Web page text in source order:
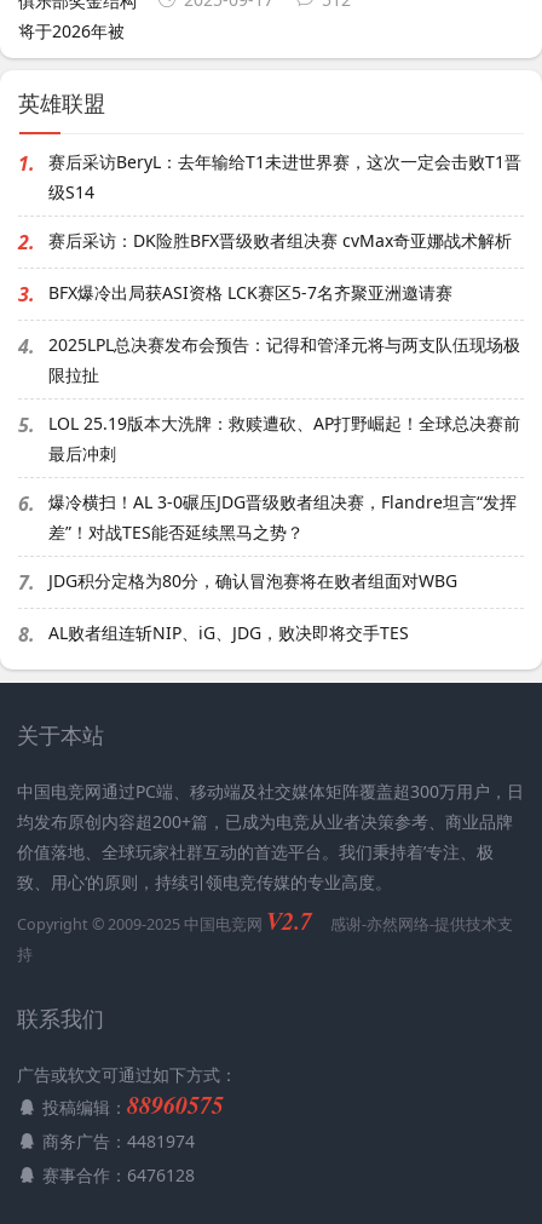
英雄联盟
1.
赛后采访BeryL：去年输给T1未进世界赛，这次一定会击败T1晋
级S14
2. 赛后采访：DK险胜BFX晋级败者组决赛 cvMax奇亚娜战术解析
3. BFX爆冷出局获ASI资格 LCK赛区5-7名齐聚亚洲邀请赛
4.
2025LPL总决赛发布会预告：记得和管泽元将与两支队伍现场极
限拉扯
5.
LOL 25.19版本大洗牌：救赎遭砍、AP打野崛起！全球总决赛前
最后冲刺
6.
爆冷横扫！AL 3-0碾压JDG晋级败者组决赛，Flandre坦言“发挥
差”！对战TES能否延续黑马之势？
7. JDG积分定格为80分，确认冒泡赛将在败者组面对WBG
8. AL败者组连斩NIP、iG、JDG，败决即将交手TES
关于本站
中国电竞网通过PC端、移动端及社交媒体矩阵覆盖超300万用户，日
均发布原创内容超200+篇，已成为电竞从业者决策参考、商业品牌
价值落地、全球玩家社群互动的首选平台。我们秉持着’专注、极
致、用心‘的原则，持续引领电竞传媒的专业高度。
Copyright © 2009-2025 中国电竞网 V2.7 感谢-亦然网络-提供技术支
持
联系我们
广告或软文可通过如下方式：
投稿编辑： 88960575
商务广告：4481974
赛事合作：6476128